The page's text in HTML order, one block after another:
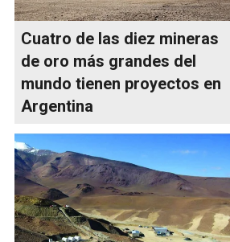
Cuatro de las diez mineras
de oro más grandes del
mundo tienen proyectos en
Argentina